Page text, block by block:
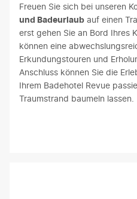
Freuen Sie sich bei unseren
und Badeurlaub auf einen
erst gehen Sie an Bord Ihres
können eine
Erkundungstouren und
Anschluss können Sie die
Ihrem Badehotel Revue
Traumstrand baumeln lassen.